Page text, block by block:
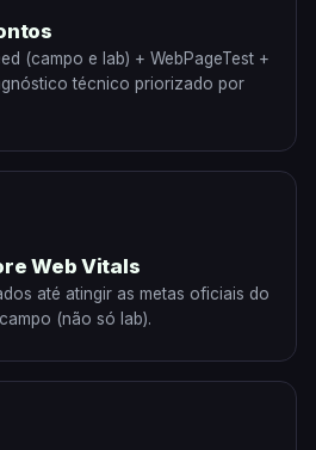
(campo e lab) + WebPageTest +
técnico priorizado por
Web Vitals
até atingir as metas oficiais do
(não só lab).